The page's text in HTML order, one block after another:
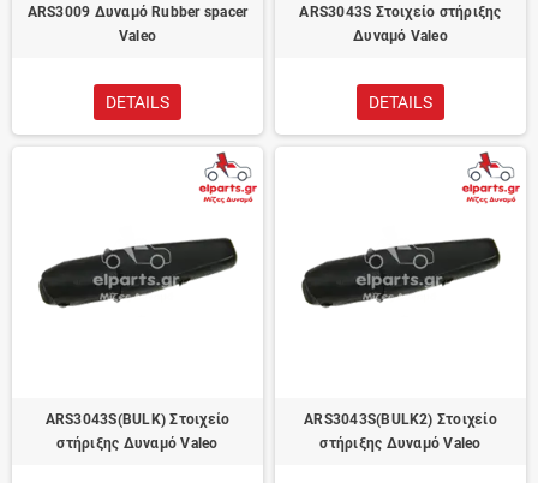
ARS3009 Δυναμό Rubber spacer
Valeo
DETAILS
ARS3043S Στοιχείο στήριξης
Δυναμό Valeo
DETAILS
ARS3043S(BULK) Στοιχείο
στήριξης Δυναμό Valeo
ARS3043S(BULK2) Στοιχείο
στήριξης Δυναμό Valeo